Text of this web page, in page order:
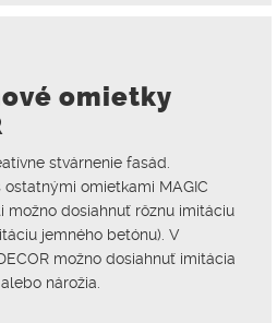
omietky
stvárnenie fasád.
omietkami MAGIC
možno dosiahnuť rôznu imitáciu
jemného betónu). V
možno dosiahnuť imitácia
nárožia.